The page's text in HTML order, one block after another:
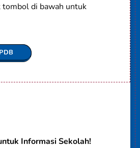
di bawah untuk
Informasi Sekolah!